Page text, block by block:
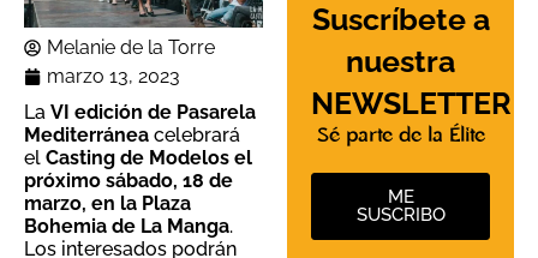
Melanie de la Torre
marzo 13, 2023
La VI edición de Pasarela
Mediterránea celebrará
el Casting de Modelos el
próximo sábado, 18 de
marzo, en la Plaza
Bohemia de La Manga.
Los interesados podrán
Suscríbete a
nuestra
NEWSLETTER
Sé parte de la Élite
ME
SUSCRIBO